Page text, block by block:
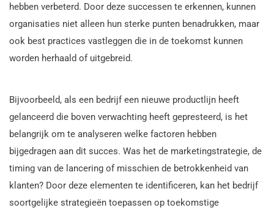
hebben verbeterd. Door deze successen te erkennen, kunnen
organisaties niet alleen hun sterke punten benadrukken, maar
ook best practices vastleggen die in de toekomst kunnen
worden herhaald of uitgebreid.
Bijvoorbeeld, als een bedrijf een nieuwe productlijn heeft
gelanceerd die boven verwachting heeft gepresteerd, is het
belangrijk om te analyseren welke factoren hebben
bijgedragen aan dit succes. Was het de marketingstrategie, de
timing van de lancering of misschien de betrokkenheid van
klanten? Door deze elementen te identificeren, kan het bedrijf
soortgelijke strategieën toepassen op toekomstige